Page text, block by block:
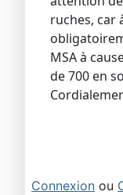
ruches, car
MSA à
de 700 en
Connexion ou